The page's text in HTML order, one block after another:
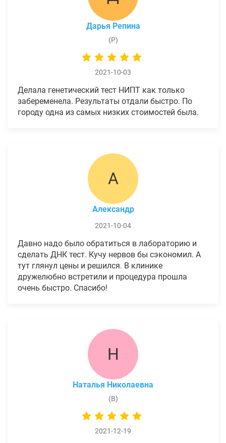
Дарья Репина
(Р)
2021-10-03
Делала генетический тест НИПТ как только
забеременела. Результаты отдали быстро. По
городу одна из самых низких стоимостей была.
А
Александр
2021-10-04
Давно надо было обратиться в лабораторию и
сделать ДНК тест. Кучу нервов бы сэкономил. А
тут глянул цены и решился. В клинике
дружелюбно встретили и процедура прошла
очень быстро. Спасибо!
Н
Наталья Николаевна
(В)
2021-12-19